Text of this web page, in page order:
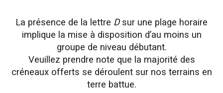
La présence de la lettre Dsur une plage horaire
implique la mise à disposition d’au moins un
groupe de niveau débutant.
Veuillez prendre note que la majorité des
créneaux offerts se déroulent sur nos terrains en
terre battue.